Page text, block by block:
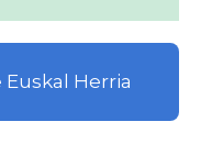
Herria